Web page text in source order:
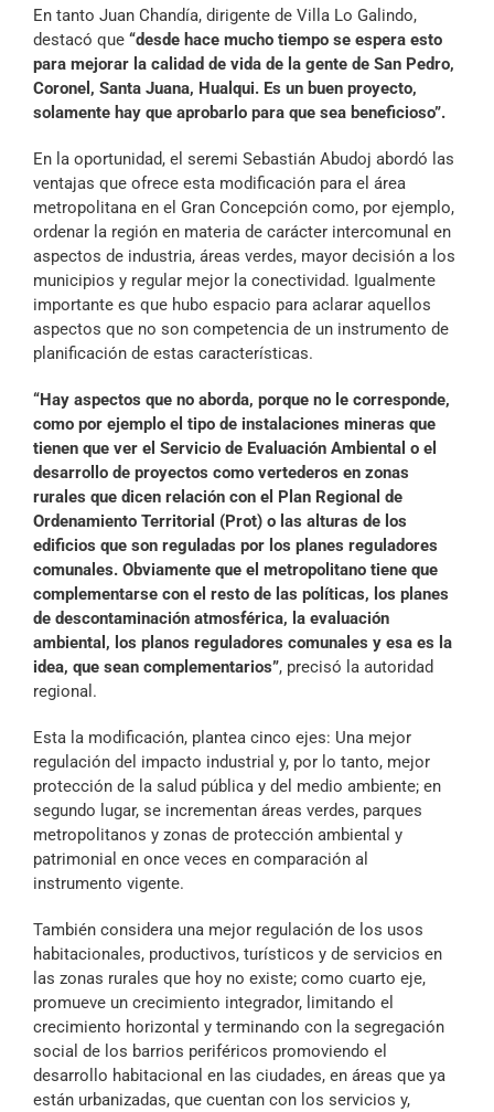
En tanto Juan Chandía, dirigente de Villa Lo Galindo,
destacó que “desde hace mucho tiempo se espera esto
para mejorar la calidad de vida de la gente de San Pedro,
Coronel, Santa Juana, Hualqui. Es un buen proyecto,
solamente hay que aprobarlo para que sea beneficioso”.
En la oportunidad, el seremi Sebastián Abudoj abordó las
ventajas que ofrece esta modificación para el área
metropolitana en el Gran Concepción como, por ejemplo,
ordenar la región en materia de carácter intercomunal en
aspectos de industria, áreas verdes, mayor decisión a los
municipios y regular mejor la conectividad. Igualmente
importante es que hubo espacio para aclarar aquellos
aspectos que no son competencia de un instrumento de
planificación de estas características.
“Hay aspectos que no aborda, porque no le corresponde,
como por ejemplo el tipo de instalaciones mineras que
tienen que ver el Servicio de Evaluación Ambiental o el
desarrollo de proyectos como vertederos en zonas
rurales que dicen relación con el Plan Regional de
Ordenamiento Territorial (Prot) o las alturas de los
edificios que son reguladas por los planes reguladores
comunales. Obviamente que el metropolitano tiene que
complementarse con el resto de las políticas, los planes
de descontaminación atmosférica, la evaluación
ambiental, los planos reguladores comunales y esa es la
idea, que sean complementarios”, precisó la autoridad
regional.
Esta la modificación, plantea cinco ejes: Una mejor
regulación del impacto industrial y, por lo tanto, mejor
protección de la salud pública y del medio ambiente; en
segundo lugar, se incrementan áreas verdes, parques
metropolitanos y zonas de protección ambiental y
patrimonial en once veces en comparación al
instrumento vigente.
También considera una mejor regulación de los usos
habitacionales, productivos, turísticos y de servicios en
las zonas rurales que hoy no existe; como cuarto eje,
promueve un crecimiento integrador, limitando el
crecimiento horizontal y terminando con la segregación
social de los barrios periféricos promoviendo el
desarrollo habitacional en las ciudades, en áreas que ya
están urbanizadas, que cuentan con los servicios y,